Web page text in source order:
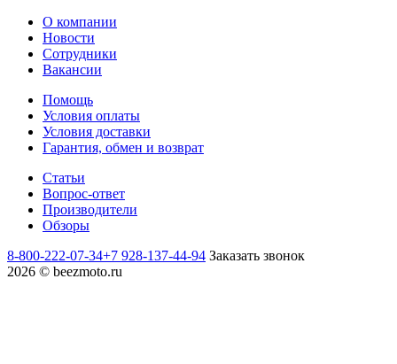
О компании
Новости
Сотрудники
Вакансии
Помощь
Условия оплаты
Условия доставки
Гарантия, обмен и возврат
Статьи
Вопрос-ответ
Производители
Обзоры
8-800-222-07-34+7 928-137-44-94 Заказать звонок
2026 © beezmoto.ru